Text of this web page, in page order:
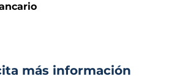
más información